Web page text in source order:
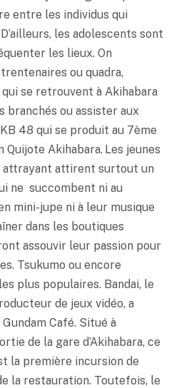
entre les individus qui
les adolescents sont
les lieux. On
ou quadra,
se retrouvent à Akihabara
ou assister aux
48 qui se produit au 7ème
Quijote Akihabara. Les jeunes
attrayant attirent surtout un
ne succombent ni au
mini-jupe ni à leur musique
dans les boutiques
assouvir leur passion pour
Tsukumo ou encore
plus populaires. Bandai, le
de jeux vidéo, a
Café. Situé à
de la gare d’Akihabara, ce
la première incursion de
la restauration. Toutefois, le